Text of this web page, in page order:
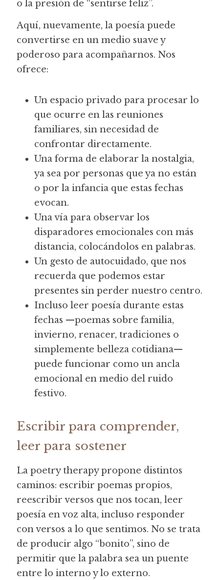
o la presión de “sentirse feliz”.
Aquí, nuevamente, la poesía puede
convertirse en un medio suave y
poderoso para acompañarnos. Nos
ofrece:
Un espacio privado para procesar lo
que ocurre en las reuniones
familiares, sin necesidad de
confrontar directamente.
Una forma de elaborar la nostalgia,
ya sea por personas que ya no están
o por la infancia que estas fechas
evocan.
Una vía para observar los
disparadores emocionales con más
distancia, colocándolos en palabras.
Un gesto de autocuidado, que nos
recuerda que podemos estar
presentes sin perder nuestro centro.
Incluso leer poesía durante estas
fechas —poemas sobre familia,
invierno, renacer, tradiciones o
simplemente belleza cotidiana—
puede funcionar como un ancla
emocional en medio del ruido
festivo.
Escribir para comprender,
leer para sostener
La poetry therapy propone distintos
caminos: escribir poemas propios,
reescribir versos que nos tocan, leer
poesía en voz alta, incluso responder
con versos a lo que sentimos. No se trata
de producir algo “bonito”, sino de
permitir que la palabra sea un puente
entre lo interno y lo externo.